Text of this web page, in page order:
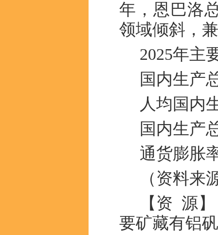
年，恩巴洛
领域倾斜，
2025年主
国内生产
人均国内
国内生产
通货膨胀
（资料来
【资 源
要矿藏有铝